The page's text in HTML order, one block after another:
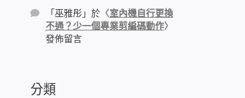
「巫雅彤 」於〈室內機自行更換
不通？少一個專業剪編碼動作〉
發佈留言
分類